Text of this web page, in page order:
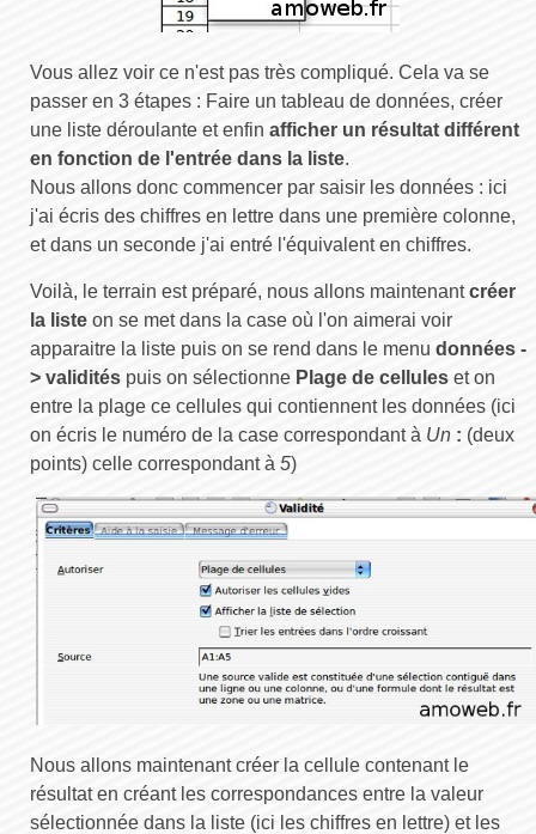
Vous allez voir ce n'est pas très compliqué. Cela va se
passer en 3 étapes : Faire un tableau de données, créer
une liste déroulante et enfin afficher un résultat différent
en fonction de l'entrée dans la liste.
Nous allons donc commencer par saisir les données : ici
j'ai écris des chiffres en lettre dans une première colonne,
et dans un seconde j'ai entré l'équivalent en chiffres.
Voilà, le terrain est préparé, nous allons maintenantcréer
la liste on se met dans la case où l'on aimerai voir
apparaitre la liste puis on se rend dans le menu données -
> validités puis on sélectionne Plage de cellules et on
entre la plage ce cellules qui contiennent les données (ici
on écris le numéro de la case correspondant à Un : (deux
points) celle correspondant à 5)
Nous allons maintenant créer la cellule contenant le
résultat en créant les correspondances entre la valeur
sélectionnée dans la liste (ici les chiffres en lettre) et les